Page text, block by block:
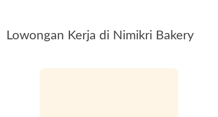
Lowongan Kerja di Nimikri Bakery